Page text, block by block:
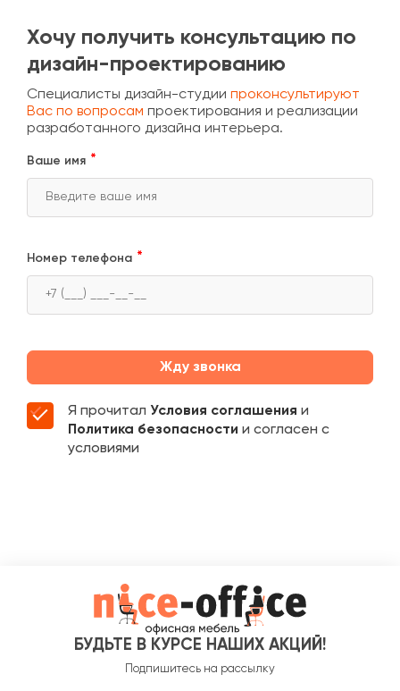
Хочу получить консультацию по
дизайн-проектированию
Специалисты дизайн-студии проконсультируют
Вас по вопросам проектирования и реализации
разработанного дизайна интерьера.
Ваше имя
Номер телефона
Жду звонка
Я прочитал Условия соглашения и
Политика безопасности и согласен с
условиями
БУДЬТЕ В КУРСЕ НАШИХ АКЦИЙ!
Подпишитесь на рассылку